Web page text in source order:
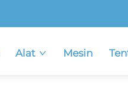
Alat Mesin